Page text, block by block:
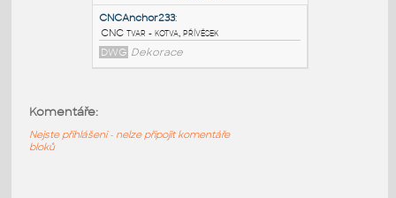
CNC tvar - ozdobný vzor
DWG Dekorace
DWG Dekorace
Komentáře:
Nejste přihlášeni - nelze připojit komentáře
bloků